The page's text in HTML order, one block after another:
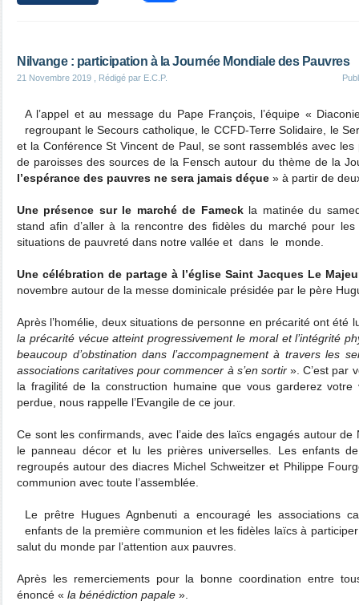
Nilvange : participation à la Journée Mondiale des Pauvres
21 Novembre 2019 , Rédigé par E.C.P.
A l’appel et au message du Pape François, l’équipe «
regroupant le Secours catholique, le CCFD-Terre Solidaire, le
et la Conférence St Vincent de Paul, se sont rassemblés avec
de paroisses des sources de la Fensch autour du thème de la
l’espérance des pauvres ne sera jamais déçue » à partir de
Une présence sur le marché de Fameckla matinée du
stand afin d’aller à la rencontre des fidèles du marché pour
situations de pauvreté dans notre vallée et dans le monde.
Une célébration de partage à l’église Saint Jacques Le
novembre autour de la messe dominicale présidée par le père
Après l’homélie, deux situations de personne en précarité ont été
la précarité vécue atteint progressivement le moral et l’intégrité
beaucoup d’obstination dans l’accompagnement à travers les
associations caritatives pour commencer à s’en sortir». C’est par
la fragilité de la construction humaine que vous garderez
perdue, nous rappelle l’Evangile de ce jour.
Ce sont les confirmands, avec l’aide des laïcs engagés autour
le panneau décor et lu les prières universelles. Les enfants
regroupés autour des diacres Michel Schweitzer et Philippe
communion avec toute l’assemblée.
Le prêtre Hugues Agnbenuti a encouragé les associations
enfants de la première communion et les fidèles laïcs à
salut du monde par l’attention aux pauvres.
Après les remerciements pour la bonne coordination entre
énoncé « la bénédiction papale ».